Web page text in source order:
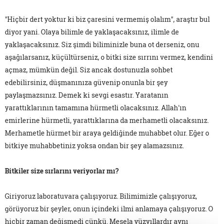
"Hiçbir dert yoktur ki biz çaresini vermemiş olalım", araştır bul
diyor yani. Olaya bilimle de yaklaşacaksınız, ilimle de
yaklaşacaksınız. Siz şimdi biliminizle buna ot derseniz, onu
aşağılarsanız, küçültürseniz, o bitki size sırrını vermez, kendini
açmaz, mümkün değil. Siz ancak dostunuzla sohbet
edebilirsiniz, düşmanınıza güvenip onunla bir şey
paylaşmazsınız. Demek ki sevgi esastır. Yaratanın
yarattıklarının tamamına hürmetli olacaksınız. Allah'ın
emirlerine hürmetli, yarattıklarına da merhametli olacaksınız.
Merhametle hürmet bir araya geldiğinde muhabbet olur. Eğer o
bitkiye muhabbetiniz yoksa ondan bir şey alamazsınız.
Bitkiler size sırlarını veriyorlar mı?
Giriyoruz laboratuvara çalışıyoruz. Bilimimizle çalışıyoruz,
görüyoruz bir şeyler, onun içindeki ilmi anlamaya çalışıyoruz. O
hiçbir zaman değişmedi çünkü. Mesela yüzyıllardır aynı